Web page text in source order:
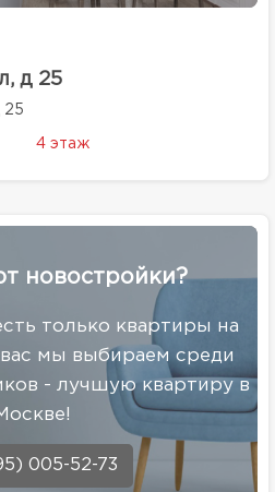
д 25
25
4 этаж
новостройки?
только квартиры на
мы выбираем среди
- лучшую квартиру в
005-52-73